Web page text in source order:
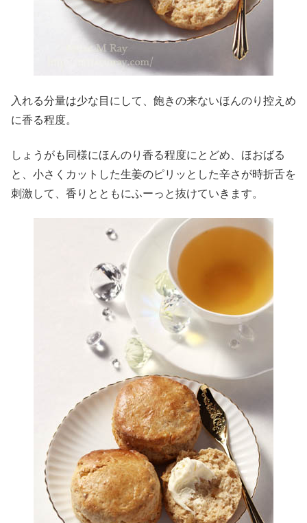
入れる分量は少な目にして、飽きの来ないほんのり控えめ
に香る程度。
しょうがも同様にほんのり香る程度にとどめ、ほおばる
と、小さくカットした生姜のピリッとした辛さが時折舌を
刺激して、香りとともにふーっと抜けていきます。